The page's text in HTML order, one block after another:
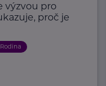
výzvou pro
proč je
Rodina